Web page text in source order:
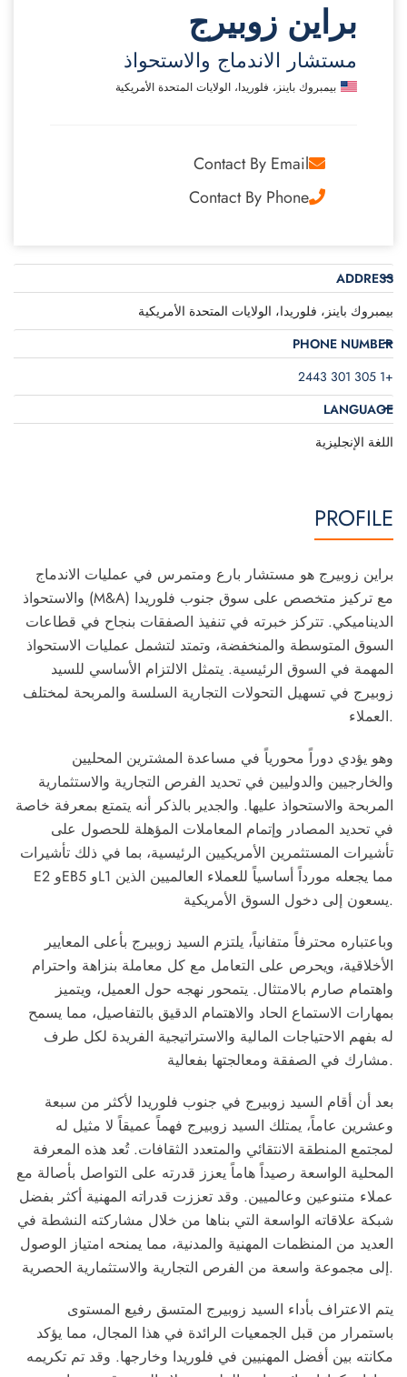
براين زوبيرج
مستشار الاندماج والاستحواذ
بيمبروك باينز، فلوريدا، الولايات المتحدة الأمريكية
Contact By Email
Contact By Phone
ADDRESS
بيمبروك باينز، فلوريدا، الولايات المتحدة الأمريكية
PHONE NUMBER
+1 305 301 2443
LANGUAGE
اللغة الإنجليزية
PROFILE
براين زوبيرج هو مستشار بارع ومتمرس في عمليات الاندماج
والاستحواذ (M&A) مع تركيز متخصص على سوق جنوب فلوريدا
الديناميكي. تتركز خبرته في تنفيذ الصفقات بنجاح في قطاعات
السوق المتوسطة والمنخفضة، وتمتد لتشمل عمليات الاستحواذ
المهمة في السوق الرئيسية. يتمثل الالتزام الأساسي للسيد
زوبيرج في تسهيل التحولات التجارية السلسة والمربحة لمختلف
العملاء.
وهو يؤدي دوراً محورياً في مساعدة المشترين المحليين
والخارجيين والدوليين في تحديد الفرص التجارية والاستثمارية
المربحة والاستحواذ عليها. والجدير بالذكر أنه يتمتع بمعرفة خاصة
في تحديد المصادر وإتمام المعاملات المؤهلة للحصول على
تأشيرات المستثمرين الأمريكيين الرئيسية، بما في ذلك تأشيرات
E2 وEB5 وL1 مما يجعله مورداً أساسياً للعملاء العالميين الذين
يسعون إلى دخول السوق الأمريكية.
وباعتباره محترفاً متفانياً، يلتزم السيد زوبيرج بأعلى المعايير
الأخلاقية، ويحرص على التعامل مع كل معاملة بنزاهة واحترام
واهتمام صارم بالامتثال. يتمحور نهجه حول العميل، ويتميز
بمهارات الاستماع الحاد والاهتمام الدقيق بالتفاصيل، مما يسمح
له بفهم الاحتياجات المالية والاستراتيجية الفريدة لكل طرف
مشارك في الصفقة ومعالجتها بفعالية.
بعد أن أقام السيد زوبيرج في جنوب فلوريدا لأكثر من سبعة
وعشرين عاماً، يمتلك السيد زوبيرج فهماً عميقاً لا مثيل له
لمجتمع المنطقة الانتقائي والمتعدد الثقافات. تُعد هذه المعرفة
المحلية الواسعة رصيداً هاماً يعزز قدرته على التواصل بأصالة مع
عملاء متنوعين وعالميين. وقد تعززت قدراته المهنية أكثر بفضل
شبكة علاقاته الواسعة التي بناها من خلال مشاركته النشطة في
العديد من المنظمات المهنية والمدنية، مما يمنحه امتياز الوصول
إلى مجموعة واسعة من الفرص التجارية والاستثمارية الحصرية.
يتم الاعتراف بأداء السيد زوبيرج المتسق رفيع المستوى
باستمرار من قبل الجمعيات الرائدة في هذا المجال، مما يؤكد
مكانته بين أفضل المهنيين في فلوريدا وخارجها. وقد تم تكريمه